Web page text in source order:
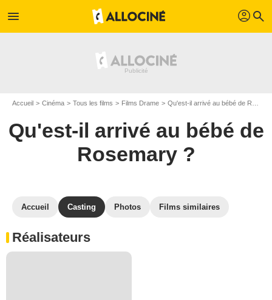
menu profil search
Accueil Cinéma Tous les films Films Drame Qu'est-il arrivé au bébé de Rosemary ?
Qu'est-il arrivé au bébé de
Rosemary ?
Accueil Casting Photos Films similaires
Réalisateurs